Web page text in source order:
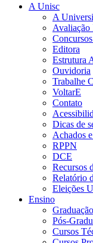
A Unisc
A
Avaliação
Editora
Estrutura
Ouvidoria
Trabalhe
VoltarE
Contato
Dicas de
Achados
RPPN
DCE
Recursos
Relatório
Eleições
Ensino
Pós-
Cursos